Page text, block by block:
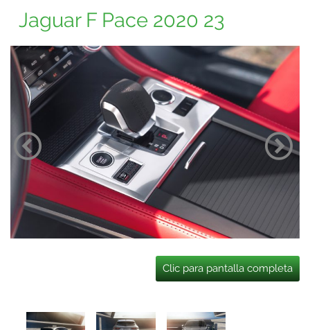
Jaguar F Pace 2020 23
Clic para pantalla completa